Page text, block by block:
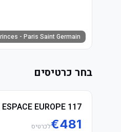
- Paris Saint Germain
בחר כרטיסים
EUROPE 117
€481 לכרטיס